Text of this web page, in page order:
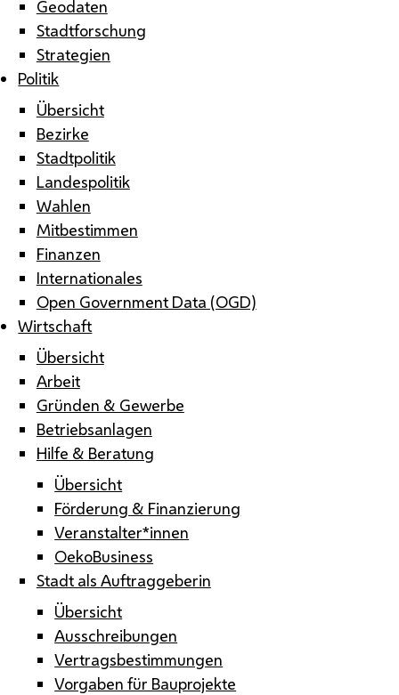
Geodaten
Stadtforschung
Strategien
Politik
Übersicht
Bezirke
Stadtpolitik
Landespolitik
Wahlen
Mitbestimmen
Finanzen
Internationales
Open Government Data (OGD)
Wirtschaft
Übersicht
Arbeit
Gründen & Gewerbe
Betriebsanlagen
Hilfe & Beratung
Übersicht
Förderung & Finanzierung
Veranstalter*innen
OekoBusiness
Stadt als Auftraggeberin
Übersicht
Ausschreibungen
Vertragsbestimmungen
Vorgaben für Bauprojekte